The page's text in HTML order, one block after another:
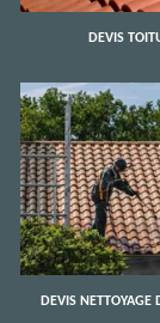
DEVIS
DEVIS NETTOYAGE